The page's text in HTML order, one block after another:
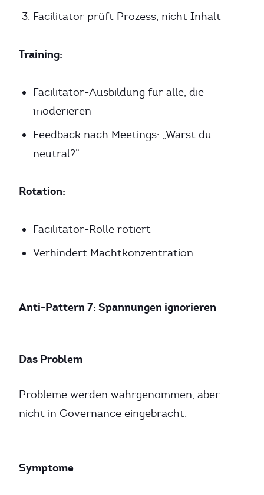
Facilitator prüft Prozess, nicht Inhalt
Training:
Facilitator-Ausbildung für alle, die
moderieren
Feedback nach Meetings: „Warst du
neutral?”
Rotation:
Facilitator-Rolle rotiert
Verhindert Machtkonzentration
Anti-Pattern 7: Spannungen ignorieren
Das Problem
Probleme werden wahrgenommen, aber
nicht in Governance eingebracht.
Symptome